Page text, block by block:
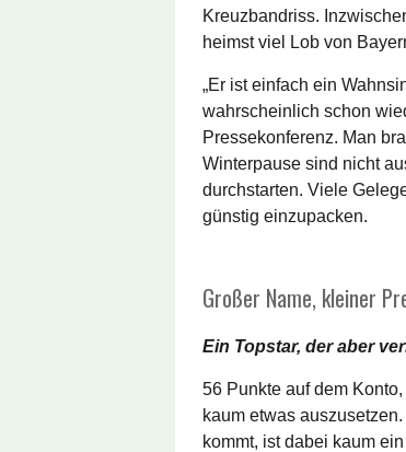
Kreuzbandriss.
heimst viel Lob von
„Er ist einfach ein
wahrscheinlich schon
Pressekonferenz. Man
Winterpause sind nicht
durchstarten. Viele
günstig einzupacken.
Großer Name, kleiner
Ein Topstar, der aber
56 Punkte auf dem
kaum etwas
kommt, ist dabei kaum